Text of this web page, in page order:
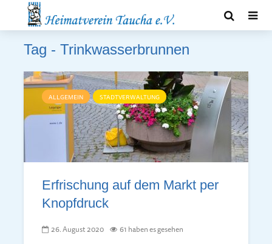
Tag - Trinkwasserbrunnen
ALLGEMEIN STADTVERWALTUNG
Erfrischung auf dem Markt per
Knopfdruck
26. August 2020 61 haben es gesehen